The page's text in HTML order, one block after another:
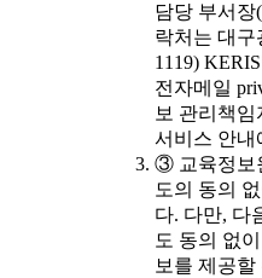
담당 부서장
락처는 대구
1119)
전자메일
보 관리책
서비스 안내
③ 교육정보
도의 동의
다. 다만, 다
도 동의 없
보를 제공